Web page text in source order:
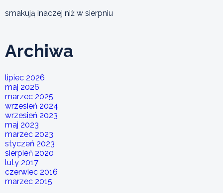
smakują inaczej niż w sierpniu
Archiwa
lipiec 2026
maj 2026
marzec 2025
wrzesień 2024
wrzesień 2023
maj 2023
marzec 2023
styczeń 2023
sierpień 2020
luty 2017
czerwiec 2016
marzec 2015